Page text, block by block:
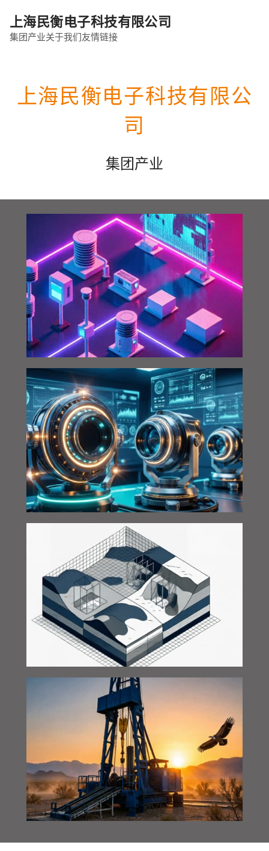
上海民衡电子科技有限公司
集团产业关于我们友情链接
上海民衡电子科技有限公
司
集团产业